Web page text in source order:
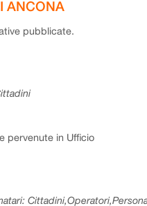
ANCONA
pubblicate.
pervenute in Ufficio